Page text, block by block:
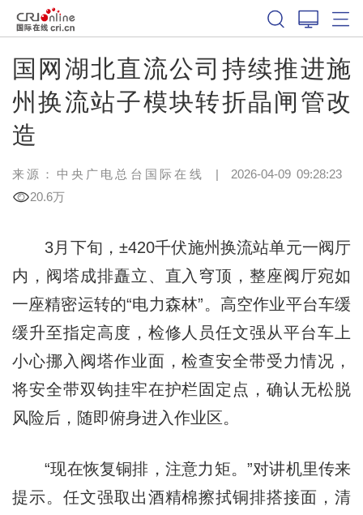
国网湖北直流公司持续推进施
州换流站子模块转折晶闸管改
造
来源：中央广电总台国际在线 | 2026-04-09 09:28:23
20.6万
3月下旬，±420千伏施州换流站单元一阀厅
内，阀塔成排矗立、直入穹顶，整座阀厅宛如
一座精密运转的“电力森林”。高空作业平台车缓
缓升至指定高度，检修人员任文强从平台车上
小心挪入阀塔作业面，检查安全带受力情况，
将安全带双钩挂牢在护栏固定点，确认无松脱
风险后，随即俯身进入作业区。
“现在恢复铜排，注意力矩。”对讲机里传来
提示。任文强取出酒精棉擦拭铜排搭接面，清